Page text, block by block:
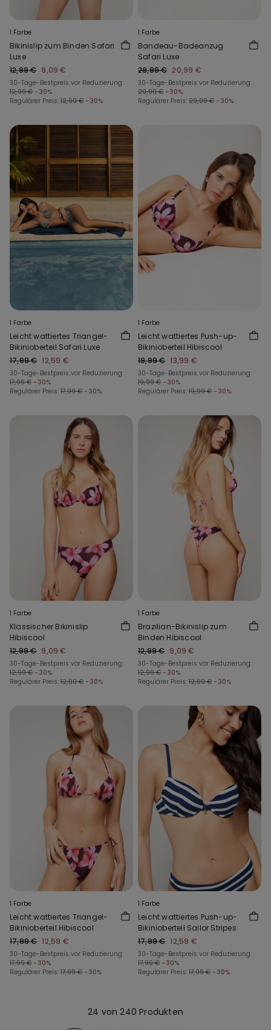
1 Farbe
Bikinislip zum Binden Safari
Luxe
12,99 € 9,09 €
30-Tage-Bestpreis vor Reduzierung:
12,99 € -30%
Regulärer Preis: 12,99 € -30%
1 Farbe
Bandeau-Badeanzug
Safari Luxe
29,99 € 20,99 €
30-Tage-Bestpreis vor Reduzierung:
29,99 € -30%
Regulärer Preis: 29,99 € -30%
1 Farbe
Leicht wattiertes Triangel-
Bikinioberteil Safari Luxe
17,99 € 12,59 €
30-Tage-Bestpreis vor Reduzierung:
17,99 € -30%
Regulärer Preis: 17,99 € -30%
1 Farbe
Leicht wattiertes Push-up-
Bikinioberteil Hibiscool
19,99 € 13,99 €
30-Tage-Bestpreis vor Reduzierung:
19,99 € -30%
Regulärer Preis: 19,99 € -30%
1 Farbe
Klassischer Bikinislip
Hibiscool
12,99 € 9,09 €
30-Tage-Bestpreis vor Reduzierung:
12,99 € -30%
Regulärer Preis: 12,99 € -30%
1 Farbe
Brazilian-Bikinislip zum
Binden Hibiscool
12,99 € 9,09 €
30-Tage-Bestpreis vor Reduzierung:
12,99 € -30%
Regulärer Preis: 12,99 € -30%
1 Farbe
Leicht wattiertes Triangel-
Bikinioberteil Hibiscool
17,99 € 12,59 €
30-Tage-Bestpreis vor Reduzierung:
17,99 € -30%
Regulärer Preis: 17,99 € -30%
1 Farbe
Leicht wattiertes Push-up-
Bikinioberteil Sailor Stripes
17,99 € 12,59 €
30-Tage-Bestpreis vor Reduzierung:
17,99 € -30%
Regulärer Preis: 17,99 € -30%
24 von 240 Produkten